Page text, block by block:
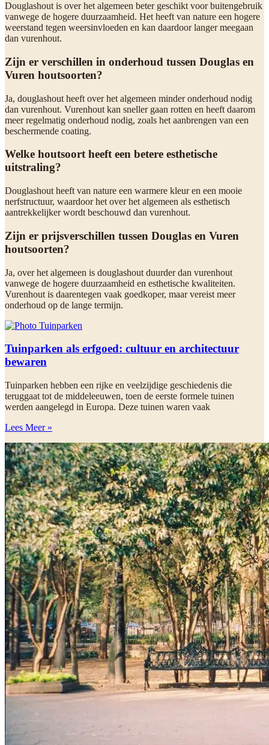
Douglashout is over het algemeen beter geschikt voor buitengebruik
vanwege de hogere duurzaamheid. Het heeft van nature een hogere
weerstand tegen weersinvloeden en kan daardoor langer meegaan
dan vurenhout.
Zijn er verschillen in onderhoud tussen Douglas en
Vuren houtsoorten?
Ja, douglashout heeft over het algemeen minder onderhoud nodig
dan vurenhout. Vurenhout kan sneller gaan rotten en heeft daarom
meer regelmatig onderhoud nodig, zoals het aanbrengen van een
beschermende coating.
Welke houtsoort heeft een betere esthetische
uitstraling?
Douglashout heeft van nature een warmere kleur en een mooie
nerfstructuur, waardoor het over het algemeen als esthetisch
aantrekkelijker wordt beschouwd dan vurenhout.
Zijn er prijsverschillen tussen Douglas en Vuren
houtsoorten?
Ja, over het algemeen is douglashout duurder dan vurenhout
vanwege de hogere duurzaamheid en esthetische kwaliteiten.
Vurenhout is daarentegen vaak goedkoper, maar vereist meer
onderhoud op de lange termijn.
Tuinparken als erfgoed: cultuur en architectuur
bewaren
Tuinparken hebben een rijke en veelzijdige geschiedenis die
teruggaat tot de middeleeuwen, toen de eerste formele tuinen
werden aangelegd in Europa. Deze tuinen waren vaak
Lees Meer »